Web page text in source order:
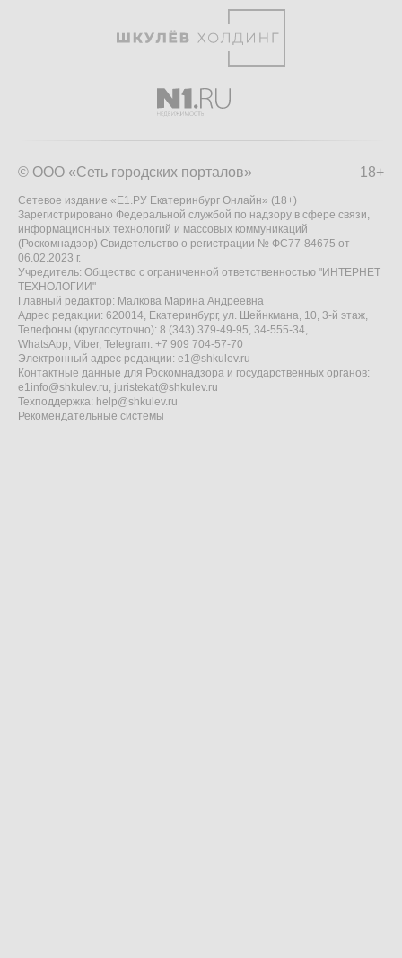
18+
© ООО «Сеть городских порталов»
Сетевое издание «Е1.РУ Екатеринбург Онлайн» (18+)
Зарегистрировано Федеральной службой по надзору в сфере связи,
информационных технологий и массовых коммуникаций
(Роскомнадзор) Свидетельство о регистрации № ФС77-84675 от
06.02.2023 г.
Учредитель: Общество с ограниченной ответственностью "ИНТЕРНЕТ
ТЕХНОЛОГИИ"
Главный редактор: Малкова Марина Андреевна
Адрес редакции: 620014, Екатеринбург, ул. Шейнкмана, 10, 3-й этаж,
Телефоны (круглосуточно): 8 (343) 379-49-95, 34-555-34,
WhatsApp, Viber, Telegram: +7 909 704-57-70
Электронный адрес редакции: e1@shkulev.ru
Контактные данные для Роскомнадзора и государственных органов:
e1info@shkulev.ru, juristekat@shkulev.ru
Техподдержка: help@shkulev.ru
Рекомендательные системы